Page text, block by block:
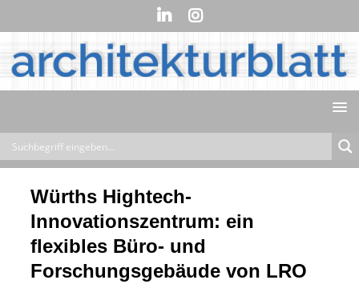
Würths Hightech-
Innovationszentrum: ein
flexibles Büro- und
Forschungsgebäude von LRO